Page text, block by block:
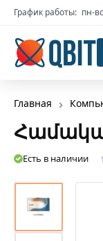
График работы: пн-
Главная
Есть в наличии